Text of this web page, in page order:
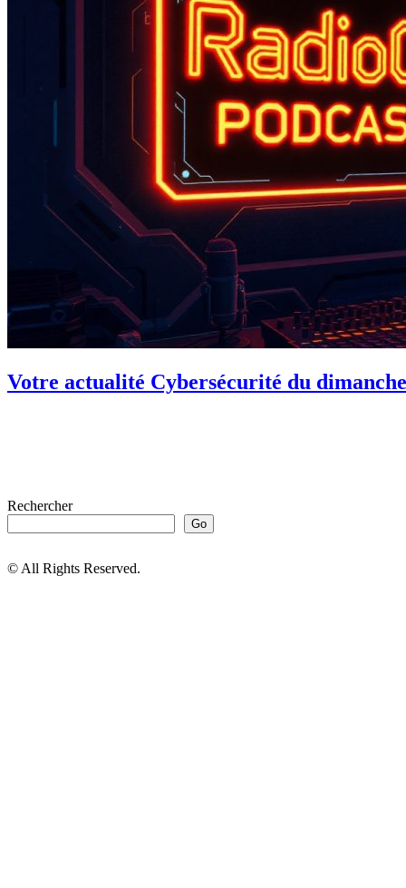
Votre actualité Cybersécurité du
Rechercher
Go
© All Rights Reserved.